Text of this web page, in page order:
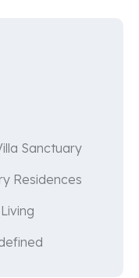
Sanctuary
Residences